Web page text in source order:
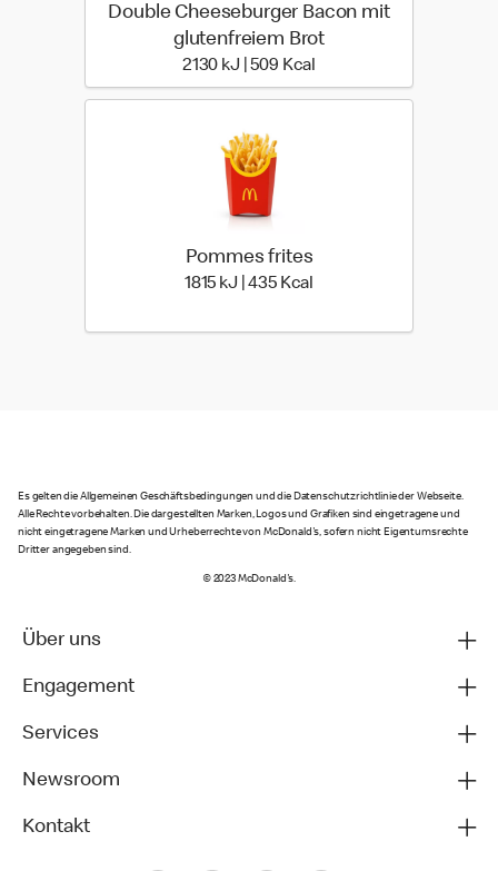
Double Cheeseburger Bacon mit
glutenfreiem Brot
2130 kJ | 509 Kcal
Pommes frites
1815 kJ | 435 Kcal
Es gelten die Allgemeinen Geschäftsbedingungen und die Datenschutzrichtlinie der Webseite.
Alle Rechte vorbehalten. Die dargestellten Marken, Logos und Grafiken sind eingetragene und
nicht eingetragene Marken und Urheberrechte von McDonald's, sofern nicht Eigentumsrechte
Dritter angegeben sind.
© 2023 McDonald's.
Über uns
Engagement
Services
Newsroom
Kontakt